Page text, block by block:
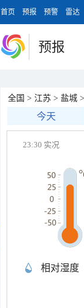
首页 预报 预警 雷达
预报
全国 > 江苏 > 盐城 >
今天
23:30 实况
相对湿度